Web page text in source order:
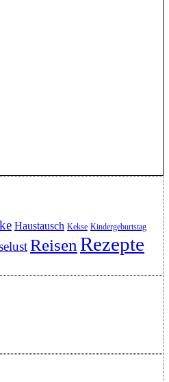
Haustausch Kekse Kindergeburtstag
Reisen Rezepte